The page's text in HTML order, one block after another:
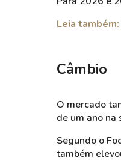
Leia
Câmbio
O mercado
de um ano na
Segundo o
também